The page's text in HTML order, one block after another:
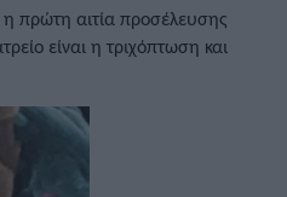
πρώτη αιτία προσέλευσης
είναι η τριχόπτωση και